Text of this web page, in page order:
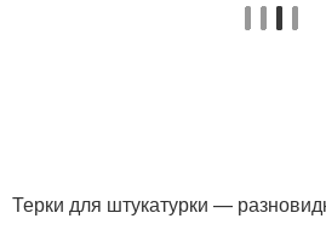
Терки для штукатурки —